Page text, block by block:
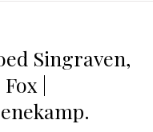
Singraven,
|